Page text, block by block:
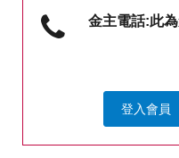
金主電話:此
登入會員